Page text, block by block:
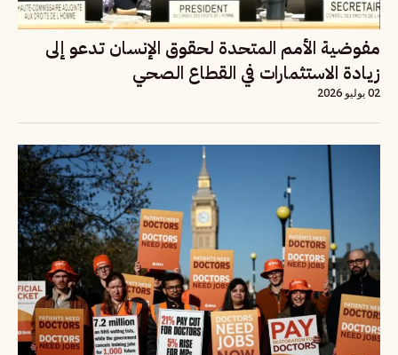
مفوضية الأمم المتحدة لحقوق الإنسان تدعو إلى
زيادة الاستثمارات في القطاع الصحي
02 يوليو 2026